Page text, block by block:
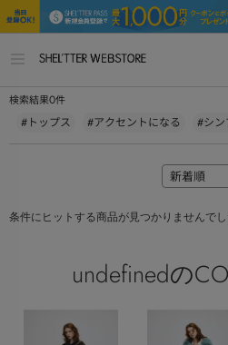
ー
を
検索結果0件
#トップス #アクセントになる #シン
条件にヒットする商品が見つかりませんでし
undefinedの